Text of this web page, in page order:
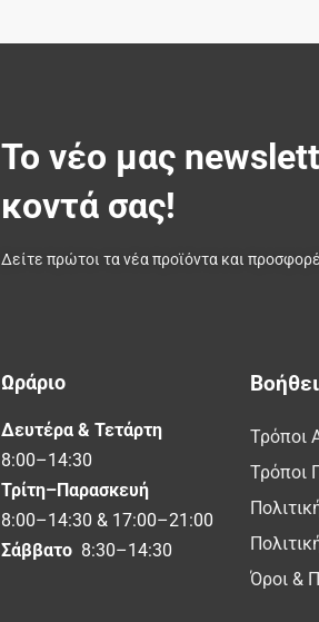
Το νέο μας
κοντά σας!
Δείτε πρώτοι τα νέα προϊόντα και
Ωράριο
Δευτέρα & Τετάρτη
8:00–14:30
Τρίτη–Παρασκευή
8:00–14:30 & 17:00–21:00
Σάββατο 8:30–14:30
Τρόποι
Τρόποι
Όροι &